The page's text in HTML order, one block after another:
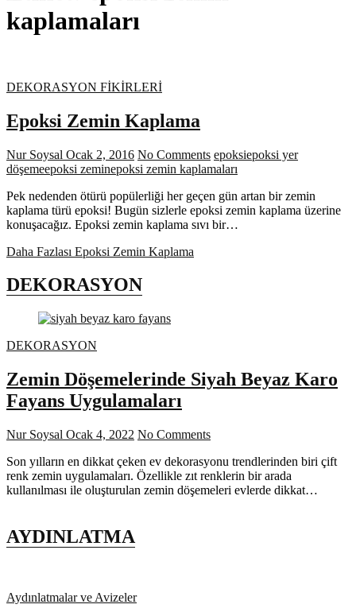
kaplamaları
DEKORASYON FİKİRLERİ
Epoksi Zemin Kaplama
Nur Soysal Ocak 2, 2016 No Comments epoksiepoksi yer
döşemeepoksi zeminepoksi zemin kaplamaları
Pek nedenden ötürü popülerliği her geçen gün artan bir zemin
kaplama türü epoksi! Bugün sizlerle epoksi zemin kaplama üzerine
konuşacağız. Epoksi zemin kaplama sıvı bir…
Daha Fazlası Epoksi Zemin Kaplama
DEKORASYON
DEKORASYON
Zemin Döşemelerinde Siyah Beyaz Karo
Fayans Uygulamaları
Nur Soysal Ocak 4, 2022 No Comments
Son yılların en dikkat çeken ev dekorasyonu trendlerinden biri çift
renk zemin uygulamaları. Özellikle zıt renklerin bir arada
kullanılması ile oluşturulan zemin döşemeleri evlerde dikkat…
AYDINLATMA
Aydınlatmalar ve Avizeler